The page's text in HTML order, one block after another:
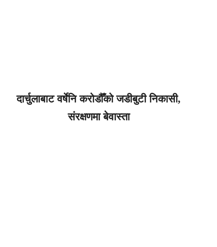
दार्चुलाबाट वर्षेनि करोडौँको जडीबुटी निकासी,
संरक्षणमा बेवास्ता